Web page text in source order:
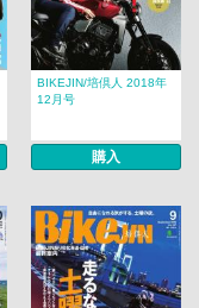
BIKEJIN/培倶人 2018年
12月号
購入